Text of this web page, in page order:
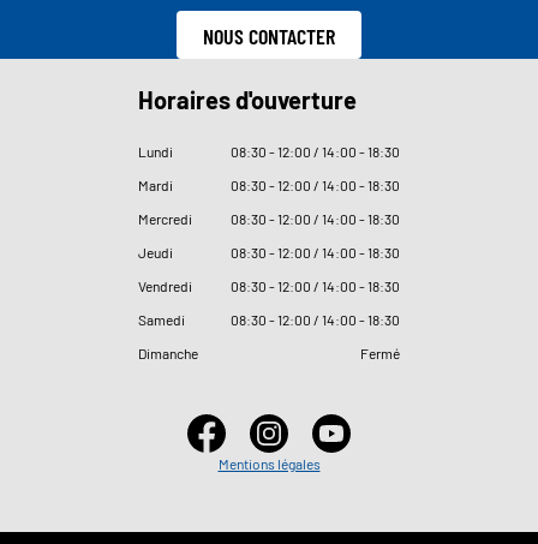
NOUS CONTACTER
Horaires d'ouverture
Lundi 08:30 - 12:00 / 14:00 - 18:30
Mardi
08:30 - 12:00 / 14:00 - 18:30
Mercredi
08:30 - 12:00 / 14:00 - 18:30
Jeudi
08:30 - 12:00 / 14:00 - 18:30
Vendredi
08:30 - 12:00 / 14:00 - 18:30
Samedi
08:30 - 12:00 / 14:00 - 18:30
Dimanche
Fermé
Mentions légales